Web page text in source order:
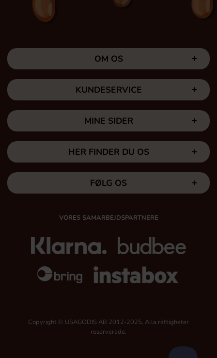
OM OS
KUNDESERVICE
MINE SIDER
HER FINDER DU OS
FØLG OS
VORES SAMARBEJDSPARTNERE
Copyright © USAGODIS AB 2012-2025, Alla rättigheter
reserverade.